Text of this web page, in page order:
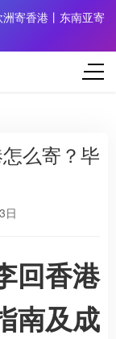
寄香港丨东南亚寄
么寄？毕
日
回香港
南及成